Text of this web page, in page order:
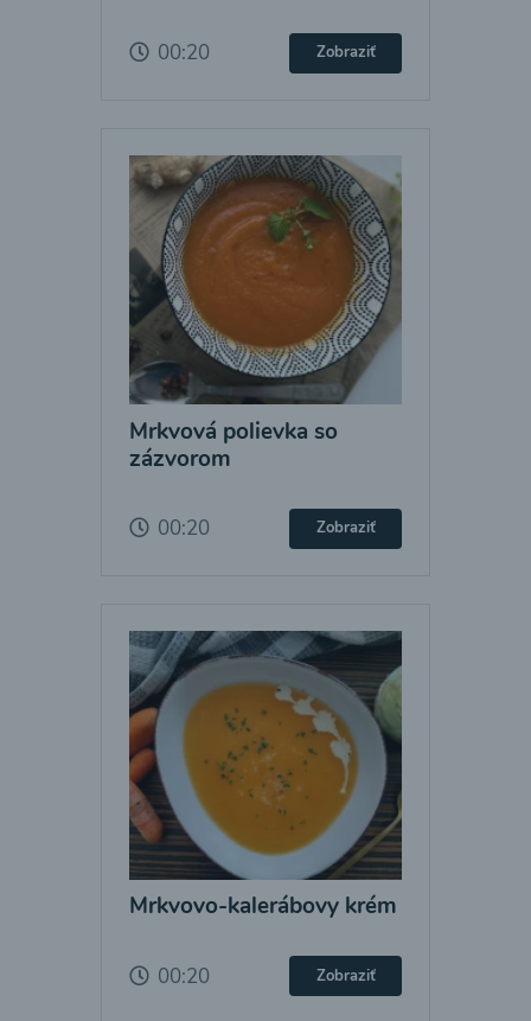
00:20 Zobraziť
Mrkvová polievka so
zázvorom
00:20 Zobraziť
Mrkvovo-kalerábovy krém
00:20 Zobraziť